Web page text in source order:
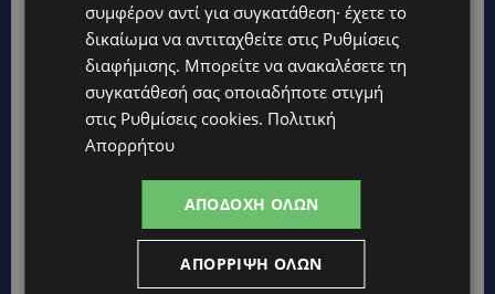
Topics
UPDATES
ΛΑΡΝΑΚΑ: Παράπονα για την πρόσβαση στην παραλία σκύλων
– Πολίτες ζητούν λύσεις για ηλικιωμένους και άτομα με
Διεθνώς αναγνωρισμένα κρασιά στην κορυφαία σχέση
συμφέρον αντί για συγκατάθεση· έχετε το
δικαίωμα να αντιταχθείτε στις Ρυθμίσεις
διαφήμισης. Μπορείτε να ανακαλέσετε τη
συγκατάθεσή σας οποιαδήποτε στιγμή
στις Ρυθμίσεις cookies. Πολιτική
Απορρήτου
ΑΠΟΔΟΧΉ ΌΛΩΝ
ΑΠΌΡΡΙΨΗ ΌΛΩΝ